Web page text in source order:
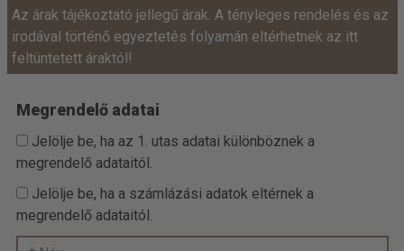
Az árak tájékoztató jellegű árak. A tényleges rendelés és az
irodával történő egyeztetés folyamán eltérhetnek az itt
feltüntetett áraktól!
Megrendelő adatai
Jelölje be, ha az 1. utas adatai különböznek a
megrendelő adataitól.
Jelölje be, ha a számlázási adatok eltérnek a
megrendelő adataitól.